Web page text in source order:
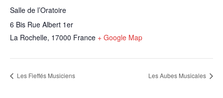
Salle de l’Oratoire
6 Bis Rue Albert 1er
La Rochelle, 17000 France + Google Map
Les Fieffés Musiciens Les Aubes Musicales